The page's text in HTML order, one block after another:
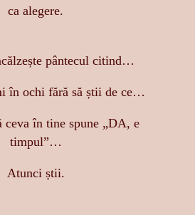
ca alegere.
pântecul citind…
în ochi fără să știi de ce…
ceva în tine spune „DA, e
timpul”…
Atunci știi.